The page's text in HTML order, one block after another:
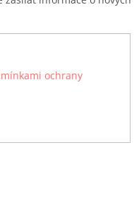
ochrany